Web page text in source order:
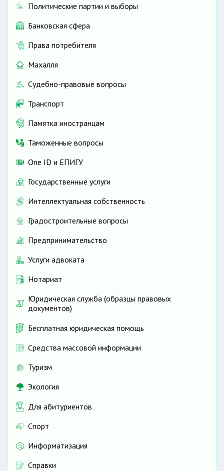
Политические партии и выборы
Банковская сфера
Права потребителя
Махалля
Судебно-правовые вопросы
Транспорт
Памятка иностранцам
Таможенные вопросы
One ID и ЕПИГУ
Государственные услуги
Интеллектуальная собственность
Градостроительные вопросы
Предпринимательство
Услуги адвоката
Нотариат
Юридическая служба (образцы правовых
документов)
Бесплатная юридическая помощь
Средства массовой информации
Туризм
Экология
Для абитуриентов
Спорт
Информатизация
Справки